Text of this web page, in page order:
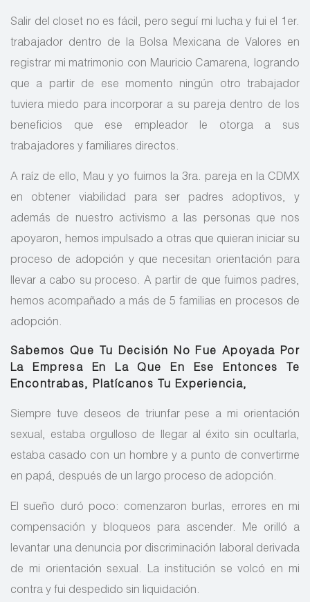
Salir del closet no es fácil, pero seguí mi lucha y fui el 1er.
trabajador dentro de la Bolsa Mexicana de Valores en
registrar mi matrimonio con Mauricio Camarena, logrando
que a partir de ese momento ningún otro trabajador
tuviera miedo para incorporar a su pareja dentro de los
beneficios que ese empleador le otorga a sus
trabajadores y familiares directos.
A raíz de ello, Mau y yo fuimos la 3ra. pareja en la CDMX
en obtener viabilidad para ser padres adoptivos, y
además de nuestro activismo a las personas que nos
apoyaron, hemos impulsado a otras que quieran iniciar su
proceso de adopción y que necesitan orientación para
llevar a cabo su proceso. A partir de que fuimos padres,
hemos acompañado a más de 5 familias en procesos de
adopción.
Sabemos Que Tu Decisión No Fue Apoyada Por
La Empresa En La Que En Ese Entonces Te
Encontrabas, Platícanos Tu Experiencia,
Siempre tuve deseos de triunfar pese a mi orientación
sexual, estaba orgulloso de llegar al éxito sin ocultarla,
estaba casado con un hombre y a punto de convertirme
en papá, después de un largo proceso de adopción.
El sueño duró poco: comenzaron burlas, errores en mi
compensación y bloqueos para ascender. Me orilló a
levantar una denuncia por discriminación laboral derivada
de mi orientación sexual. La institución se volcó en mi
contra y fui despedido sin liquidación.